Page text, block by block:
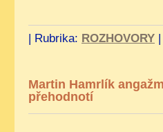
| Rubrika: ROZHOVORY
Martin Hamrlík
přehodnotí